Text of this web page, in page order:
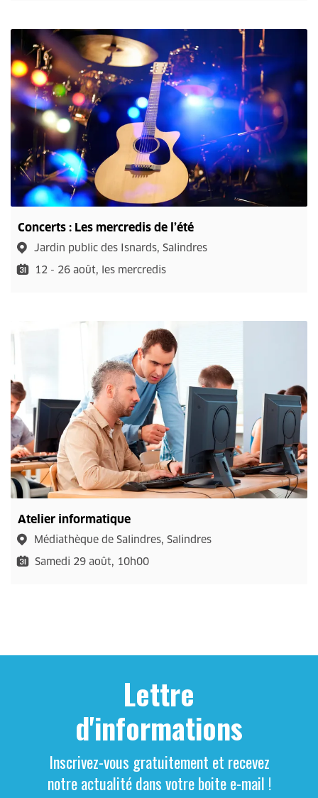
Concerts : Les mercredis de l’été
Jardin public des Isnards, Salindres
12 - 26 août, les mercredis
Atelier informatique
Médiathèque de Salindres, Salindres
Samedi 29 août, 10h00
Lettre
d'informations
Inscrivez-vous gratuitement et recevez
notre actualité dans votre boite e-mail !